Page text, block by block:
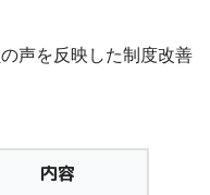
声を反映した制度改善
内容